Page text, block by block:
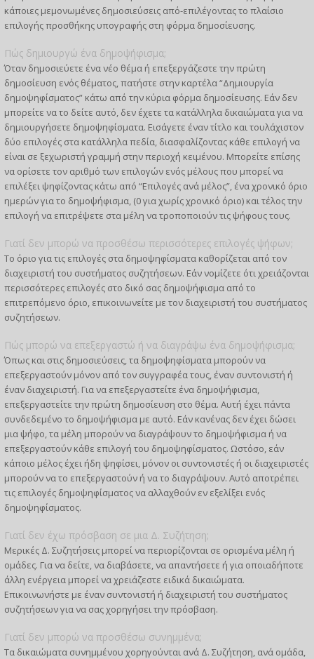
κάποιες μεμονωμένες δημοσιεύσεις από-επιλέγοντας το πλαίσιο
επιλογής προσθήκης υπογραφής στη φόρμα δημοσίευσης.
Πώς δημιουργώ ένα δημοψήφισμα;
Όταν δημοσιεύετε ένα νέο θέμα ή επεξεργάζεστε την πρώτη
δημοσίευση ενός θέματος, πατήστε στην καρτέλα “Δημιουργία
δημοψηφίσματος” κάτω από την κύρια φόρμα δημοσίευσης. Εάν δεν
μπορείτε να το δείτε αυτό, δεν έχετε τα κατάλληλα δικαιώματα για να
δημιουργήσετε δημοψηφίσματα. Εισάγετε έναν τίτλο και τουλάχιστον
δύο επιλογές στα κατάλληλα πεδία, διασφαλίζοντας κάθε επιλογή να
είναι σε ξεχωριστή γραμμή στην περιοχή κειμένου. Μπορείτε επίσης
να ορίσετε τον αριθμό των επιλογών ενός μέλους που μπορεί να
επιλέξει ψηφίζοντας κάτω από “Επιλογές ανά μέλος”, ένα χρονικό όριο
ημερών για το δημοψήφισμα, (0 για χωρίς χρονικό όριο) και τέλος την
επιλογή να επιτρέψετε στα μέλη να τροποποιούν τις ψήφους τους.
Γιατί δεν μπορώ να προσθέσω περισσότερες επιλογές ψήφων;
Το όριο για τις επιλογές στα δημοψηφίσματα καθορίζεται από τον
διαχειριστή του συστήματος συζητήσεων. Εάν νομίζετε ότι χρειάζονται
περισσότερες επιλογές στο δικό σας δημοψήφισμα από το
επιτρεπόμενο όριο, επικοινωνείτε με τον διαχειριστή του συστήματος
συζητήσεων.
Πώς μπορώ να επεξεργαστώ ή να διαγράψω ένα δημοψήφισμα;
Όπως και στις δημοσιεύσεις, τα δημοψηφίσματα μπορούν να
επεξεργαστούν μόνον από τον συγγραφέα τους, έναν συντονιστή ή
έναν διαχειριστή. Για να επεξεργαστείτε ένα δημοψήφισμα,
επεξεργαστείτε την πρώτη δημοσίευση στο θέμα. Αυτή έχει πάντα
συνδεδεμένο το δημοψήφισμα με αυτό. Εάν κανένας δεν έχει δώσει
μια ψήφο, τα μέλη μπορούν να διαγράψουν το δημοψήφισμα ή να
επεξεργαστούν κάθε επιλογή του δημοψηφίσματος. Ωστόσο, εάν
κάποιο μέλος έχει ήδη ψηφίσει, μόνον οι συντονιστές ή οι διαχειριστές
μπορούν να το επεξεργαστούν ή να το διαγράψουν. Αυτό αποτρέπει
τις επιλογές δημοψηφίσματος να αλλαχθούν εν εξελίξει ενός
δημοψηφίσματος.
Γιατί δεν έχω πρόσβαση σε μια Δ. Συζήτηση;
Μερικές Δ. Συζητήσεις μπορεί να περιορίζονται σε ορισμένα μέλη ή
ομάδες. Για να δείτε, να διαβάσετε, να απαντήσετε ή για οποιαδήποτε
άλλη ενέργεια μπορεί να χρειάζεστε ειδικά δικαιώματα.
Επικοινωνήστε με έναν συντονιστή ή διαχειριστή του συστήματος
συζητήσεων για να σας χορηγήσει την πρόσβαση.
Γιατί δεν μπορώ να προσθέσω συνημμένα;
Τα δικαιώματα συνημμένου χορηγούνται ανά Δ. Συζήτηση, ανά ομάδα,